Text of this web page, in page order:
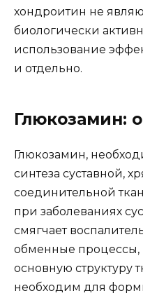
хондроитин не
биологически
использование
и отдельно.
Глюкозамин:
Глюкозамин,
синтеза суставной,
соединительной
при заболеваниях
смягчает
обменные процессы,
основную структуру
необходим для